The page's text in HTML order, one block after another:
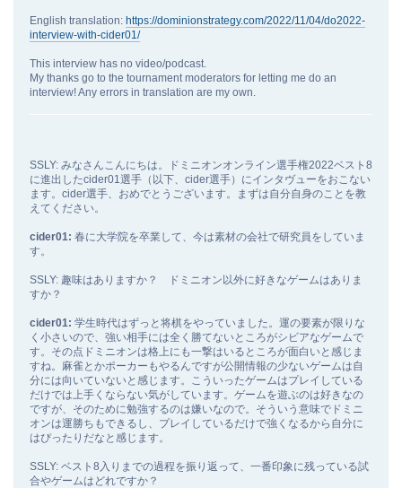
English translation: https://dominionstrategy.com/2022/11/04/do2022-
interview-with-cider01/
This interview has no video/podcast.
My thanks go to the tournament moderators for letting me do an
interview! Any errors in translation are my own.
SSLY: みなさんこんにちは。ドミニオンオンライン選手権2022ベスト8
に進出したcider01選手（以下、cider選手）にインタヴューをおこない
ます。cider選手、おめでとうございます。まずは自分自身のことを教
えてください。
cider01: 春に大学院を卒業して、今は素材の会社で研究員をしていま
す。
SSLY: 趣味はありますか？ ドミニオン以外に好きなゲームはありま
すか？
cider01: 学生時代はずっと将棋をやっていました。運の要素が限りな
く小さいので、強い相手には全く勝てないところがシビアなゲームで
す。その点ドミニオンは格上にも一撃はいるところが面白いと感じま
すね。麻雀とかポーカーもやるんですが公開情報の少ないゲームは自
分には向いていないと感じます。こういったゲームはプレイしている
だけでは上手くならない気がしています。ゲームを遊ぶのは好きなの
ですが、そのために勉強するのは嫌いなので。そういう意味でドミニ
オンは運勝ちもできるし、プレイしているだけで強くなるから自分に
はぴったりだなと感じます。
SSLY: ベスト8入りまでの過程を振り返って、一番印象に残っている試
合やゲームはどれですか？